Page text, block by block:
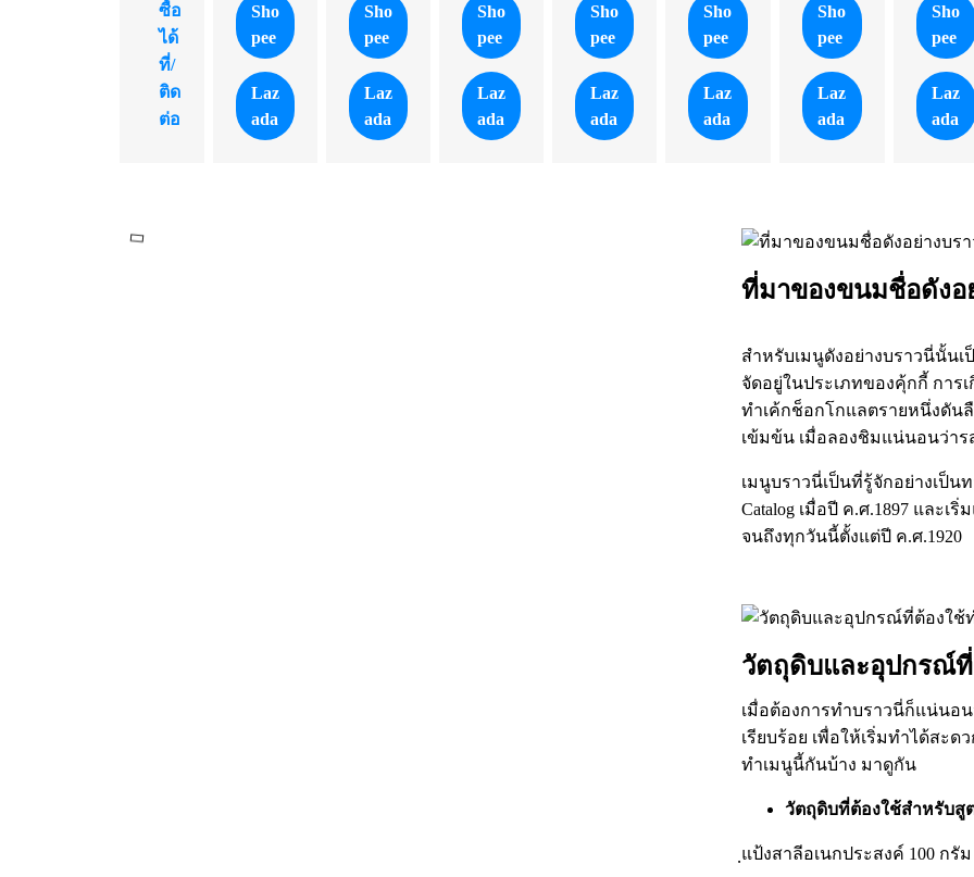
ซื้อ
ได้
ที่/
ติด
ต่อ
Sho
pee
Laz
ada
Sho
pee
Laz
ada
Sho
pee
Laz
ada
Sho
pee
Laz
ada
Sho
pee
Laz
ada
Sho
pee
Laz
ada
Sho
pee
Laz
ada
ที่มาของขนมชื่อดังอ
สำหรับเมนูดังอย่างบราวนี่นั้น
จัดอยู่ในประเภทของคุ้กกี้ การ
ทำเค้กช็อกโกแลตรายหนึ่งดัน
เข้มข้น เมื่อลองชิมแน่นอนว่า
เมนูบราวนี่เป็นที่รู้จักอย่างเป็นท
Catalog เมื่อปี ค.ศ.1897 และ
จนถึงทุกวันนี้ตั้งแต่ปี ค.ศ.1920
วัตถุดิบและอุปกรณ์
เมื่อต้องการทำบราวนี่ก็แน่นอ
เรียบร้อย เพื่อให้เริ่มทำได้สะ
ทำเมนูนี้กันบ้าง มาดูกัน
วัตถุดิบที่ต้องใช้สำหรับสู
ฺแป้งสาลีอเนกประสงค์ 100 กรัม